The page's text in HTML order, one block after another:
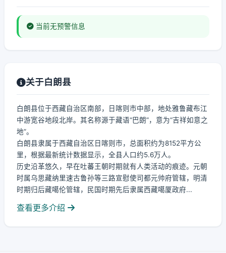
当前无预警信息
关于白朗县
白朗县位于西藏自治区南部，日喀则市中部，地处雅鲁藏布江
中游宽谷地段北岸。其名称源于藏语“巴朗”，意为“吉祥如意之
地”。
白朗县隶属于西藏自治区日喀则市，总面积约为8152平方公
里，根据最新统计数据显示，全县人口约5.6万人。
历史沿革悠久，早在吐蕃王朝时期就有人类活动的痕迹。元朝
时属乌思藏纳里速古鲁孙等三路宣慰使司都元帅府管辖，明清
时期归后藏噶伦管辖，民国时期先后隶属西藏噶厦政府...
查看更多介绍